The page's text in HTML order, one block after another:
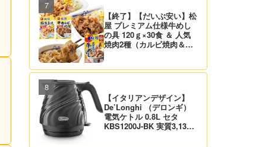
【終了】【だいぶ安い】松
屋 プレミアム仕様牛めし
の具 120ｇ×30食 ＆ 人気
焼肉2種（カルビ焼肉＆生
料！
【イタリアンデザイン】
De’Longhi （デロンギ）
電気ケトル 0.8L セタ
KBS1200J-BK 実質3,132